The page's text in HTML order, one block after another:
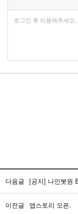
로그인 후 이용해주세요.
다음글 [공지] 나인봇원
이전글 앱스토리 오픈.